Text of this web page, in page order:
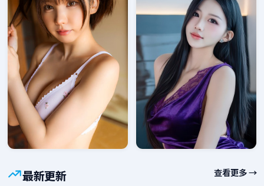
最新更新 查看更多 →